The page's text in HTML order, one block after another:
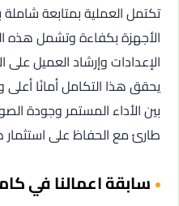
تكتمل العملية بمتابعة
الأجهزة بكفاءة وتشمل هذه
الإعدادات وإرشاد العميل على
يحقق هذا التكامل أمانًا أعلى
بين الأداء المستمر وجودة
طارئ مع الحفاظ على استثمار
سابقة اعمالنا في